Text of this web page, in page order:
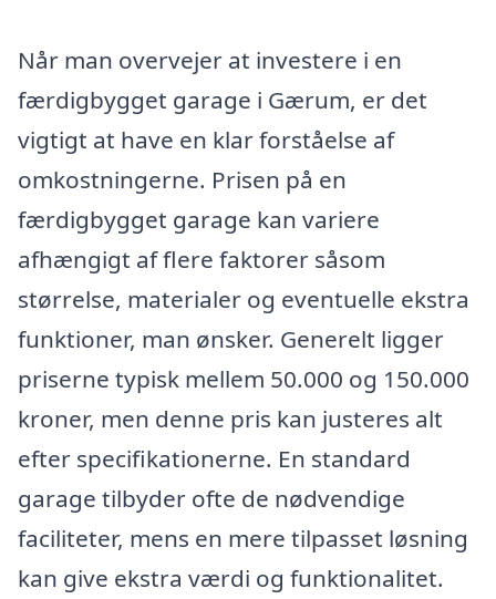
Når man overvejer at investere i en
færdigbygget garage i Gærum, er det
vigtigt at have en klar forståelse af
omkostningerne. Prisen på en
færdigbygget garage kan variere
afhængigt af flere faktorer såsom
størrelse, materialer og eventuelle ekstra
funktioner, man ønsker. Generelt ligger
priserne typisk mellem 50.000 og 150.000
kroner, men denne pris kan justeres alt
efter specifikationerne. En standard
garage tilbyder ofte de nødvendige
faciliteter, mens en mere tilpasset løsning
kan give ekstra værdi og funktionalitet.